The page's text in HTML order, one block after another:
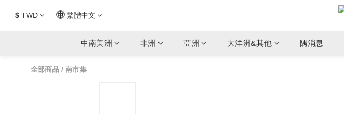
$ TWD 繁體中文
中南美洲 非洲 亞洲 大洋洲&其他 隅消息
全部商品 / 南市集